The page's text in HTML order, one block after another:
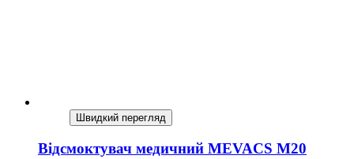
Швидкий перегляд
Відсмоктувач медичний MEVACS M20